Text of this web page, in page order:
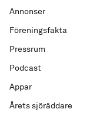
Annonser
Föreningsfakta
Pressrum
Podcast
Appar
Årets sjöräddare